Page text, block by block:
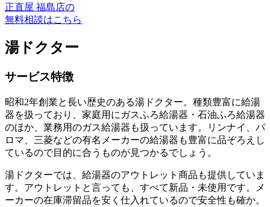
正直屋 福島店の
無料相談はこちら
湯ドクター
サービス特徴
昭和2年創業と長い歴史のある湯ドクター。種類豊富に給湯
器を扱っており、家庭用にガスふろ給湯器・石油ふろ給湯器
のほか、業務用のガス給湯器も扱っています。リンナイ、パ
ロマ、三菱などの有名メーカーの給湯器も豊富に品ぞろえし
ているので目的に合うものが見つかるでしょう。
湯ドクターでは、給湯器のアウトレット商品も提供していま
す。アウトレットと言っても、すべて新品・未使用です。メ
ーカーの在庫滞留品を安く仕入れているので安全性も確か。